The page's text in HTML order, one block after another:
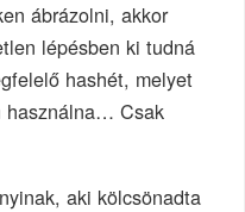
ábrázolni, akkor
lépésben ki tudná
hashét, melyet
használna… Csak
aki kölcsönadta